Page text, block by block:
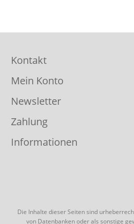
Kontakt
Mein Konto
Newsletter
Zahlung
Informationen
Die Inhalte dieser Seiten sind
von Datenbanken oder als sonstige